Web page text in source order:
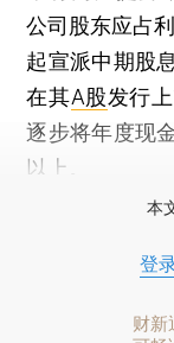
公司股东应占
起宣派中期股
在其A股发行
逐步将年度现
以上。
本
登
财新